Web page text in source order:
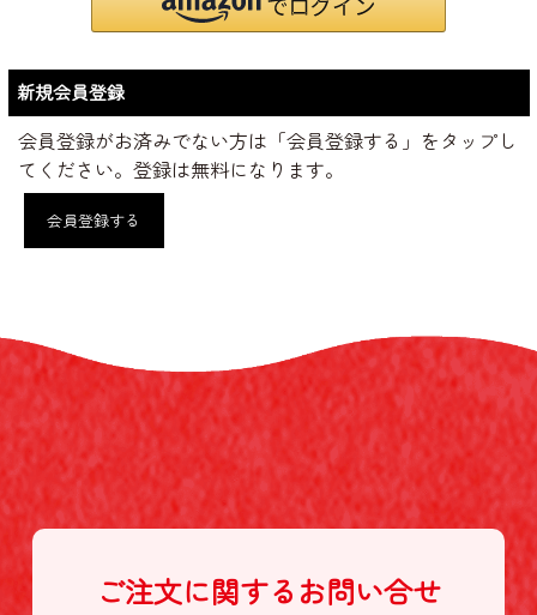
新規会員登録
会員登録がお済みでない方は「会員登録する」をタップし
てください。登録は無料になります。
会員登録する
ご注文に関する お問い合せ